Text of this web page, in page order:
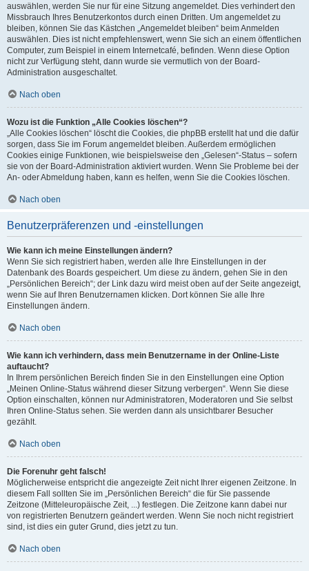
auswählen, werden Sie nur für eine Sitzung angemeldet. Dies verhindert den
Missbrauch Ihres Benutzerkontos durch einen Dritten. Um angemeldet zu
bleiben, können Sie das Kästchen „Angemeldet bleiben“ beim Anmelden
auswählen. Dies ist nicht empfehlenswert, wenn Sie sich an einem öffentlichen
Computer, zum Beispiel in einem Internetcafé, befinden. Wenn diese Option
nicht zur Verfügung steht, dann wurde sie vermutlich von der Board-
Administration ausgeschaltet.
Nach oben
Wozu ist die Funktion „Alle Cookies löschen“?
„Alle Cookies löschen“ löscht die Cookies, die phpBB erstellt hat und die dafür
sorgen, dass Sie im Forum angemeldet bleiben. Außerdem ermöglichen
Cookies einige Funktionen, wie beispielsweise den „Gelesen“-Status – sofern
sie von der Board-Administration aktiviert wurden. Wenn Sie Probleme bei der
An- oder Abmeldung haben, kann es helfen, wenn Sie die Cookies löschen.
Nach oben
Benutzerpräferenzen und -einstellungen
Wie kann ich meine Einstellungen ändern?
Wenn Sie sich registriert haben, werden alle Ihre Einstellungen in der
Datenbank des Boards gespeichert. Um diese zu ändern, gehen Sie in den
„Persönlichen Bereich“; der Link dazu wird meist oben auf der Seite angezeigt,
wenn Sie auf Ihren Benutzernamen klicken. Dort können Sie alle Ihre
Einstellungen ändern.
Nach oben
Wie kann ich verhindern, dass mein Benutzername in der Online-Liste
auftaucht?
In Ihrem persönlichen Bereich finden Sie in den Einstellungen eine Option
„Meinen Online-Status während dieser Sitzung verbergen“. Wenn Sie diese
Option einschalten, können nur Administratoren, Moderatoren und Sie selbst
Ihren Online-Status sehen. Sie werden dann als unsichtbarer Besucher
gezählt.
Nach oben
Die Forenuhr geht falsch!
Möglicherweise entspricht die angezeigte Zeit nicht Ihrer eigenen Zeitzone. In
diesem Fall sollten Sie im „Persönlichen Bereich“ die für Sie passende
Zeitzone (Mitteleuropäische Zeit, ...) festlegen. Die Zeitzone kann dabei nur
von registrierten Benutzern geändert werden. Wenn Sie noch nicht registriert
sind, ist dies ein guter Grund, dies jetzt zu tun.
Nach oben